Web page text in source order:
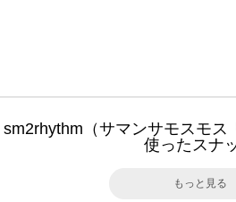
sm2rhythm（サマンサモスモス
使ったスナ
もっと見る